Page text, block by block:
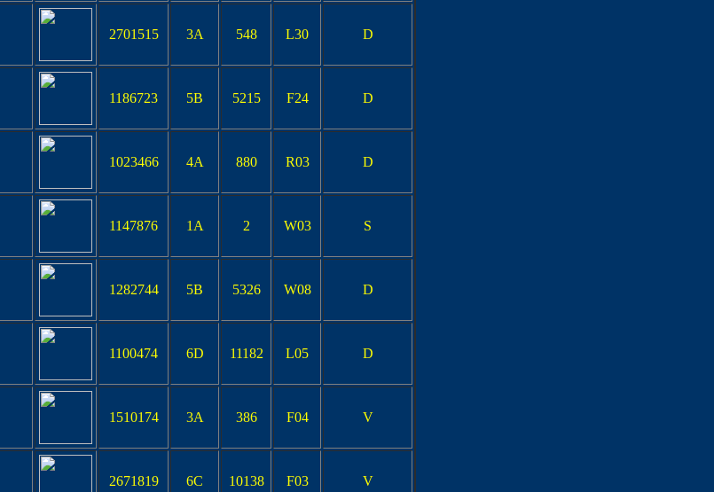
2701515 3A 548 L30 D
1186723 5B 5215 F24 D
1023466 4A 880 R03 D
1147876 1A 2 W03 S
1282744 5B 5326 W08 D
1100474 6D 11182 L05 D
1510174 3A 386 F04 V
2671819 6C 10138 F03 V